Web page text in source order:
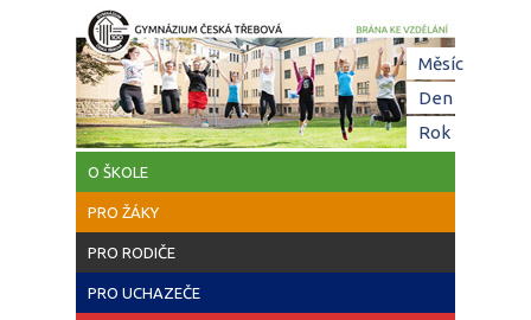
Přejít k hlavnímu obsahu
O ŠKOLE
PRO ŽÁKY
PRO RODIČE
PRO UCHAZEČE
Měsíc
Den(aktivní
Rok